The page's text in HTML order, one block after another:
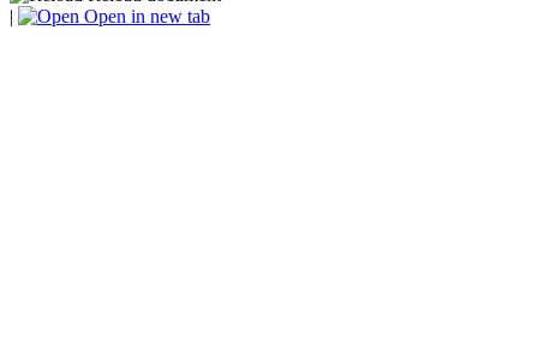
|
Open in new tab